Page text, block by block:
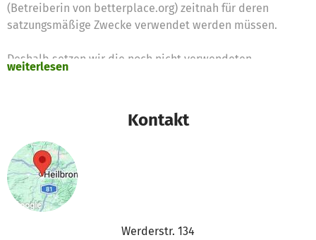
(Betreiberin von betterplace.org) zeitnah für deren
satzungsmäßige Zwecke verwendet werden müssen.
Deshalb setzen wir die noch nicht verwendeten
die-nicht-mehr-fuer-das-projekt-ausgegeben-werden-
Vielen Dank für Eure Unterstützung,
das betterplace.org-Team
weiterlesen
Kontakt
Werderstr. 134